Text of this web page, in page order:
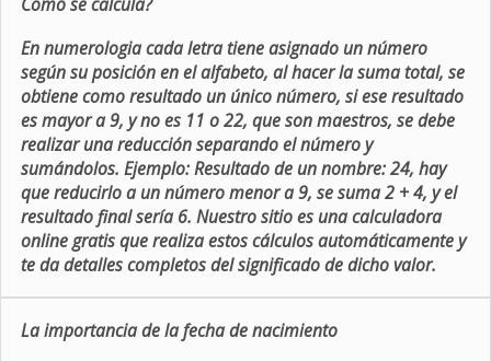
Como se calcula?
En numerologia cada letra tiene asignado un número
según su posición en el alfabeto, al hacer la suma total, se
obtiene como resultado un único número, si ese resultado
es mayor a 9, y no es 11 o 22, que son maestros, se debe
realizar una reducción separando el número y
sumándolos. Ejemplo: Resultado de un nombre: 24, hay
que reducirlo a un número menor a 9, se suma 2 + 4, y el
resultado final sería 6. Nuestro sitio es una calculadora
online gratis que realiza estos cálculos automáticamente y
te da detalles completos del significado de dicho valor.
La importancia de la fecha de nacimiento